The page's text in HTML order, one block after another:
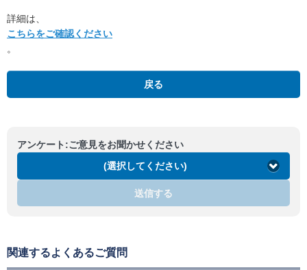
詳細は、
こちらをご確認ください
。
戻る
アンケート:ご意見をお聞かせください
(選択してください)
送信する
関連するよくあるご質問